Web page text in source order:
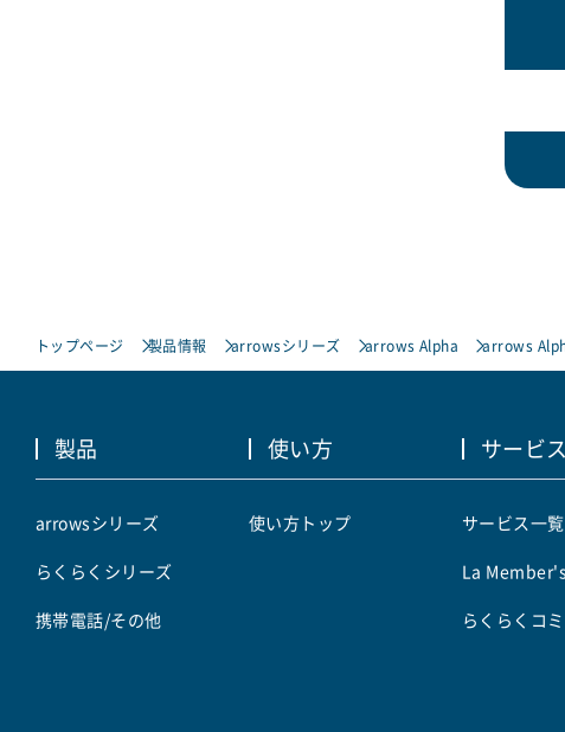
トップページ 製品情報 arrowsシリーズ arrows Alpha arrows
製品
arrowsシリーズ
らくらくシリーズ
携帯電話/その他
使い方
使い方トップ
サービス
サービス一覧
La Member's
らくらくコ